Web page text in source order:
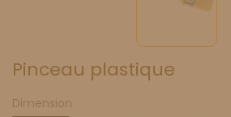
Pinceau plastique
Dimension